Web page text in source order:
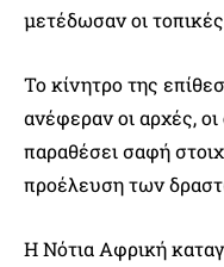
μετέδωσαν οι
Το κίνητρο της
ανέφεραν οι αρχές,
παραθέσει σαφή
προέλευση των
Η Νότια Αφρική